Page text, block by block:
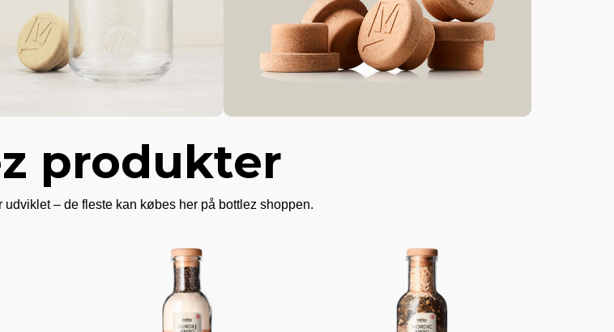
produkter
udviklet – de fleste kan købes her på bottlez shoppen.